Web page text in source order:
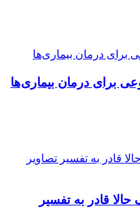
برای درمان بیماری‌ها
قادر به تفسیر